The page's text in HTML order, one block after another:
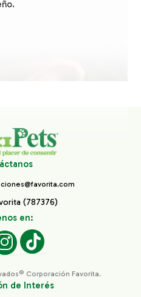
(787376)
en:
Corporación Favorita.
de Interés